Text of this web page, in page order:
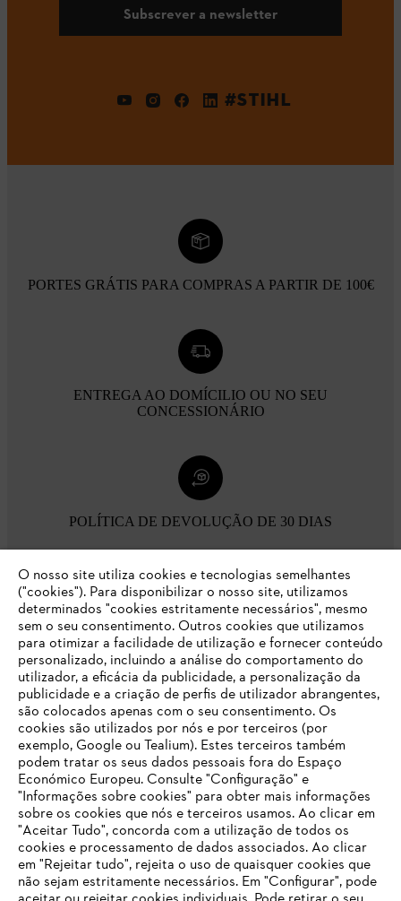
Subscrever a newsletter
#STIHL
PORTES GRÁTIS PARA COMPRAS A PARTIR DE 100€
ENTREGA AO DOMÍCILIO OU NO SEU
CONCESSIONÁRIO
POLÍTICA DE DEVOLUÇÃO DE 30 DIAS
Opções de pagamento
Empresa
FAQs Loja Online
Contacto
O SEU NAVEGADOR NÃO SUPORTA
ESTE WEBSITE
O nosso site utiliza cookies e tecnologias semelhantes
("cookies"). Para disponibilizar o nosso site, utilizamos
determinados "cookies estritamente necessários", mesmo
sem o seu consentimento. Outros cookies que utilizamos
para otimizar a facilidade de utilização e fornecer conteúdo
personalizado, incluindo a análise do comportamento do
utilizador, a eficácia da publicidade, a personalização da
publicidade e a criação de perfis de utilizador abrangentes,
são colocados apenas com o seu consentimento. Os
cookies são utilizados por nós e por terceiros (por
exemplo, Google ou Tealium). Estes terceiros também
podem tratar os seus dados pessoais fora do Espaço
Económico Europeu. Consulte "Configuração" e
"Informações sobre cookies" para obter mais informações
sobre os cookies que nós e terceiros usamos. Ao clicar em
"Aceitar Tudo", concorda com a utilização de todos os
cookies e processamento de dados associados. Ao clicar
em "Rejeitar tudo", rejeita o uso de quaisquer cookies que
não sejam estritamente necessários. Em "Configurar", pode